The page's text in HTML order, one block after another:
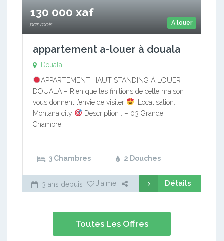
A louer
130 000 xaf
par mois
appartement a-louer à douala
Douala
APPARTEMENT HAUT STANDING À LOUER
DOUALA – Rien que les finitions de cette maison
vous donnent l’envie de visiter
. Localisation:
Montana city
Description : – 03 Grande
Chambre…
3 Chambres 2 Douches
3 ans depuis J'aime Détails
Toutes Les Offres